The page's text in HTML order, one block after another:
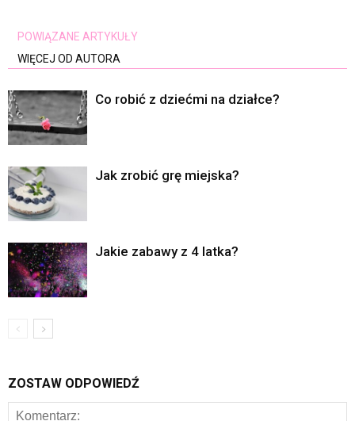
POWIĄZANE ARTYKUŁY
WIĘCEJ OD AUTORA
Co robić z dziećmi na działce?
Jak zrobić grę miejska?
Jakie zabawy z 4 latka?
ZOSTAW ODPOWIEDŹ